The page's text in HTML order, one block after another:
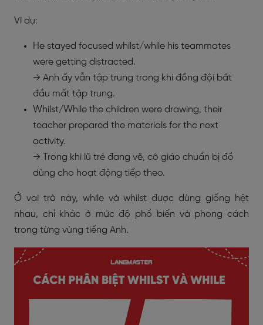
Ví dụ:
He stayed focused whilst/while his teammates
were getting distracted.
→ Anh ấy vẫn tập trung trong khi đồng đội bắt
đầu mất tập trung.
Whilst/While the children were drawing, their
teacher prepared the materials for the next
activity.
→ Trong khi lũ trẻ đang vẽ, cô giáo chuẩn bị đồ
dùng cho hoạt động tiếp theo.
Ở vai trò này, while và whilst được dùng giống hệt
nhau, chỉ khác ở mức độ phổ biến và phong cách
trong từng vùng tiếng Anh.